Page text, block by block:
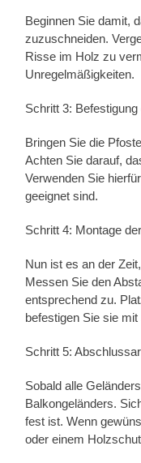
Beginnen Sie damit,
zuzuschneiden.
Risse im Holz zu
Unregelmäßigkeiten.
Schritt 3:
Bringen Sie die
Achten Sie darauf,
Verwenden Sie
geeignet sind.
Schritt 4: Montage
Nun ist es an der
Messen Sie den
entsprechend zu.
befestigen Sie sie
Schritt 5:
Sobald alle
Balkongeländers.
fest ist. Wenn
oder einem